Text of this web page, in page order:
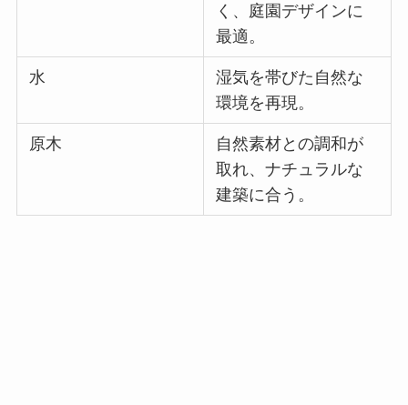
く、庭園デザインに
最適。
水
湿気を帯びた自然な
環境を再現。
原木
自然素材との調和が
取れ、ナチュラルな
建築に合う。